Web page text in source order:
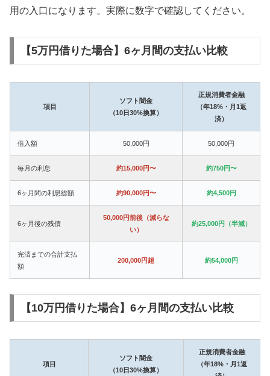
用の入口になります。実際に数字で確認してください。
【5万円借りた場合】6ヶ月間の支払い比較
項目
ソフト闇金
（10日30%換算）
正規消費者金融
（年18%・月1返
済）
借入額 50,000円 50,000円
毎月の利息 約15,000円〜 約750円〜
6ヶ月間の利息総額 約90,000円〜 約4,500円
6ヶ月後の残債
50,000円前後（減らな
い）
約25,000円（半減）
完済までの合計支払
額
200,000円超 約54,000円
【10万円借りた場合】6ヶ月間の支払い比較
項目
ソフト闇金
（10日30%換算）
正規消費者金融
（年18%・月1返